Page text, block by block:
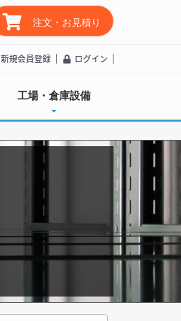
注文・お見積り
新規会員登録 ログイン
工場・倉庫設備